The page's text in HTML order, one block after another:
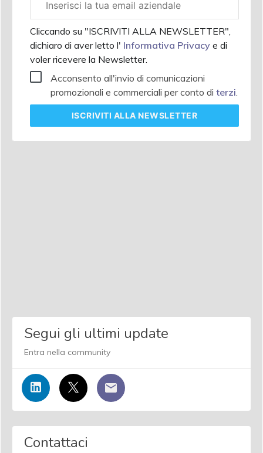
aziendale
Cliccando su "ISCRIVITI ALLA NEWSLETTER",
dichiaro di aver letto l' Informativa Privacy e di
voler ricevere la Newsletter.
Acconsento all'invio di comunicazioni
promozionali e commerciali per conto di terzi.
ISCRIVITI ALLA NEWSLETTER
Segui gli ultimi update
Entra nella community
Contattaci